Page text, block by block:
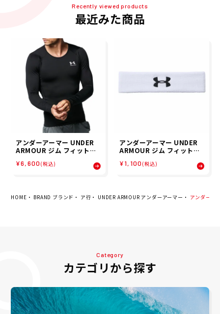
Recently viewed products
最近みた商品
アンダーアーマー UNDER
ARMOUR ジム フィットネ
ツ アンダーシャツ UA コー
¥6,600 (税込)
アンダーアーマー UNDER
ARMOUR ジム フィットネ
ドバンド Performance H
¥1,100 (税込)
HOME BRAND ブランド ア行 UNDER ARMOUR アンダーアーマー アンダーア
Category
カテゴリから探す